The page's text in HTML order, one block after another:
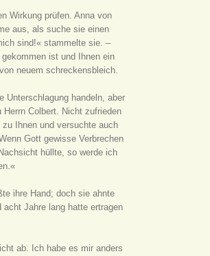
Wirkung prüfen. Anna von
aus, als suche sie einen
sind!« stammelte sie. –
ist und Ihnen ein
neuem schreckensbleich.
Unterschlagung handeln, aber
Colbert. Nicht zufrieden
Ihnen und versuchte auch
Gott gewisse Verbrechen
hüllte, so werde ich
ihre Hand; doch sie ahnte
Jahre lang hatte ertragen
ab. Ich habe es mir anders